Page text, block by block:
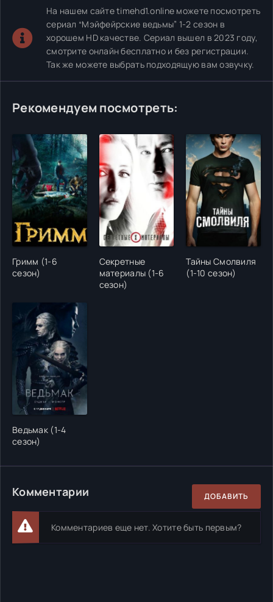
На нашем сайте timehd1.online можете посмотреть
сериал “Мэйфейрские ведьмы” 1-2 сезон в
хорошем HD качестве. Сериал вышел в 2023 году,
смотрите онлайн бесплатно и без регистрации.
Так же можете выбрать подходящую вам озвучку.
Рекомендуем посмотреть:
Гримм (1-6
сезон)
Секретные
материалы (1-6
сезон)
Тайны Смолвиля
(1-10 сезон)
Ведьмак (1-4
сезон)
Комментарии ДОБАВИТЬ
Комментариев еще нет. Хотите быть первым?